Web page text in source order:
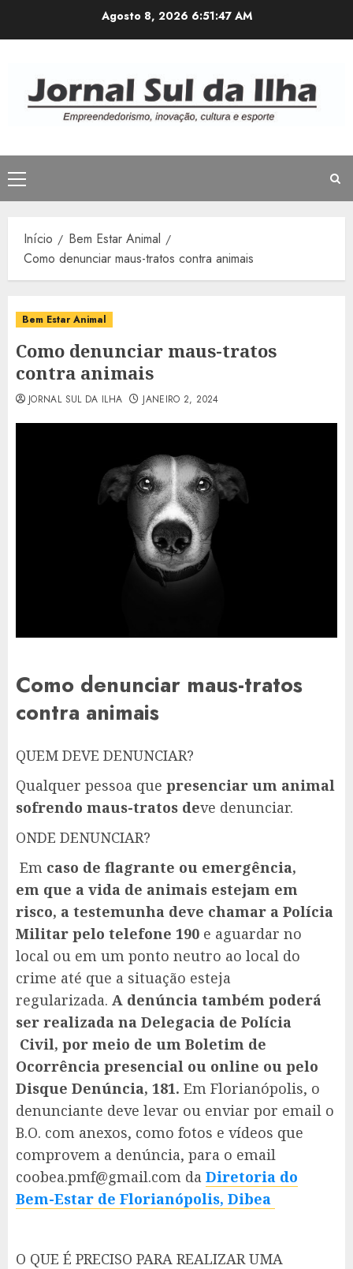
Agosto 8, 2026 6:51:48 AM
Menu
principal
Início
Bem Estar Animal
Como denunciar maus-tratos contra animais
Bem Estar Animal
Como denunciar maus-tratos
contra animais
JORNAL SUL DA ILHA JANEIRO 2, 2024
Como denunciar maus-tratos
contra animais
QUEM DEVE DENUNCIAR?
Qualquer pessoa que presenciar um animal
sofrendo maus-tratos deve denunciar.
ONDE DENUNCIAR?
Em caso de flagrante ou emergência,
em que a vida de animais estejam em
risco, a testemunha deve chamar a Polícia
Militar pelo telefone 190 e aguardar no
local ou em um ponto neutro ao local do
crime até que a situação esteja
regularizada. A denúncia também poderá
ser realizada na Delegacia de Polícia
Civil, por meio de um Boletim de
Ocorrência presencial ou online ou pelo
Disque Denúncia, 181. Em Florianópolis, o
denunciante deve levar ou enviar por email o
B.O. com anexos, como fotos e vídeos que
comprovem a denúncia, para o email
coobea.pmf@gmail.com da Diretoria do
Bem-Estar de Florianópolis, Dibea
O QUE É PRECISO PARA REALIZAR UMA